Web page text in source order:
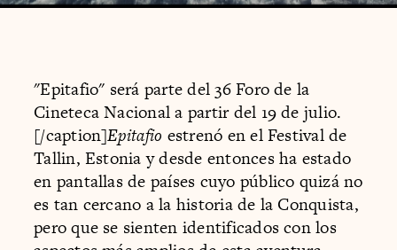
"Epitafio" será parte del 36 Foro de la
Cineteca Nacional a partir del 19 de julio.
[/caption]Epitafio estrenó en el Festival de
Tallin, Estonia y desde entonces ha estado
en pantallas de países cuyo público quizá no
es tan cercano a la historia de la Conquista,
pero que se sienten identificados con los